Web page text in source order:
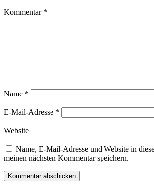
Kommentar *
Name *
E-Mail-Adresse *
Website
Name, E-Mail-Adresse und Website in
meinen nächsten Kommentar speichern.